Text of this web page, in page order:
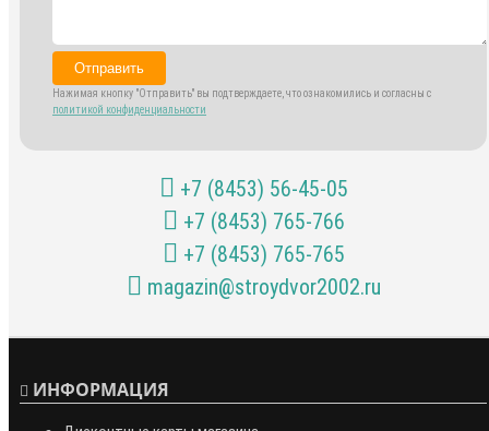
Отправить
Нажимая кнопку "Отправить" вы подтверждаете, что ознакомились и согласны с
политикой конфиденциальности
+7 (8453) 56-45-05
+7 (8453) 765-766
+7 (8453) 765-765
magazin@stroydvor2002.ru
ИНФОРМАЦИЯ